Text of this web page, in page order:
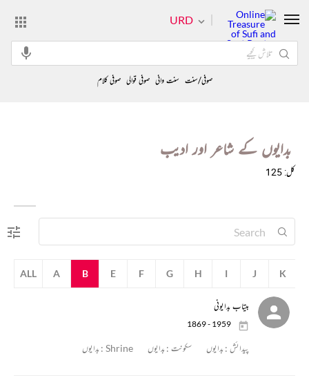
بدایوں کے شاعر اور ادیب
کل: 125
ALL A B E F G H I J K
بیتاب بدایونی
1869 - 1959
پیدائش : بدایوں سکونت : بدایوں Shrine : بدایوں
URD
صوفی/سنت سنت وانی صوفی قوالی صوفی کلام